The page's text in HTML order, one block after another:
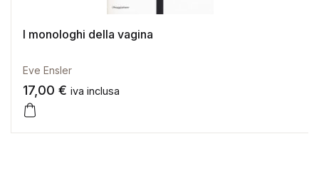
I monologhi della vagina
Eve Ensler
17,00 € iva inclusa